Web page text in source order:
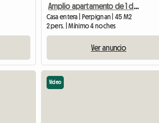
Amplio apartamento de 1 dormitorio con terraza en el centro de Perpignan, totalmente equipado.
Casa entera | Perpignan | 45 M2
2 pers. | Mínimo 4 noches
Ver anuncio
Video